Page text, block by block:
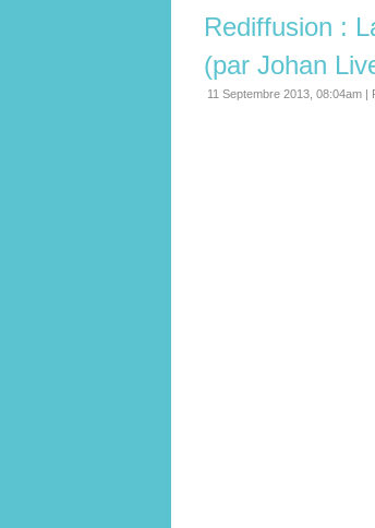
Rediffusion :
(par Johan
11 Septembre 2013, 08:04am |